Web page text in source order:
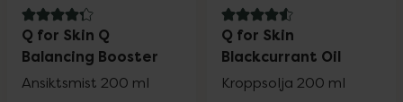
4.3 av 5 i omdöme
Q for Skin Q
Balancing Booster
Ansiktsmist 200 ml
4.6 av 5 i omdöme
Q for Skin
Blackcurrant Oil
Kroppsolja 200 ml